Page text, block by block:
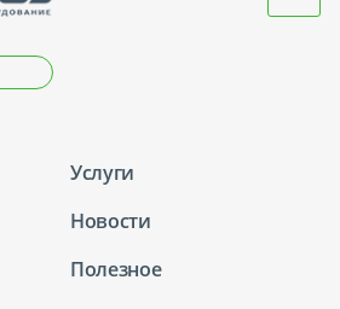
Услуги
Новости
Полезное